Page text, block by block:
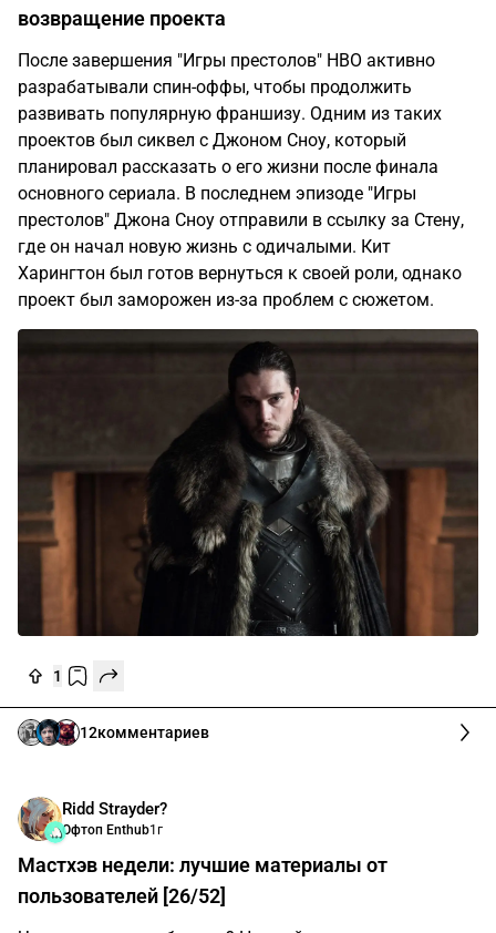
возвращение проекта
После завершения "Игры престолов" HBO активно
разрабатывали спин-оффы, чтобы продолжить
развивать популярную франшизу. Одним из таких
проектов был сиквел с Джоном Сноу, который
планировал рассказать о его жизни после финала
основного сериала. В последнем эпизоде "Игры
престолов" Джона Сноу отправили в ссылку за Стену,
где он начал новую жизнь с одичалыми. Кит
Харингтон был готов вернуться к своей роли, однако
проект был заморожен из-за проблем с сюжетом.
1
12комментариев
Ridd Strayder?
Офтоп Enthub1г
Мастхэв недели: лучшие материалы от
пользователей [26/52]